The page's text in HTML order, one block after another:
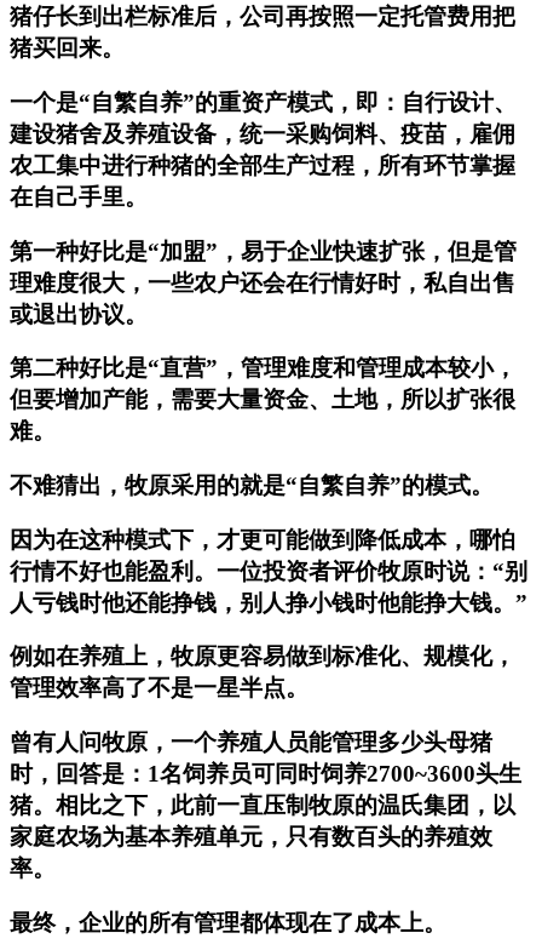
猪仔长到出栏标准后，公司再按照一定托管费用把
猪买回来。
一个是“自繁自养”的重资产模式，即：自行设计、
建设猪舍及养殖设备，统一采购饲料、疫苗，雇佣
农工集中进行种猪的全部生产过程，所有环节掌握
在自己手里。
第一种好比是“加盟”，易于企业快速扩张，但是管
理难度很大，一些农户还会在行情好时，私自出售
或退出协议。
第二种好比是“直营”，管理难度和管理成本较小，
但要增加产能，需要大量资金、土地，所以扩张很
难。
不难猜出，牧原采用的就是“自繁自养”的模式。
因为在这种模式下，才更可能做到降低成本，哪怕
行情不好也能盈利。一位投资者评价牧原时说：“别
人亏钱时他还能挣钱，别人挣小钱时他能挣大钱。”
例如在养殖上，牧原更容易做到标准化、规模化，
管理效率高了不是一星半点。
曾有人问牧原，一个养殖人员能管理多少头母猪
时，回答是：1名饲养员可同时饲养2700~3600头生
猪。相比之下，此前一直压制牧原的温氏集团，以
家庭农场为基本养殖单元，只有数百头的养殖效
率。
最终，企业的所有管理都体现在了成本上。